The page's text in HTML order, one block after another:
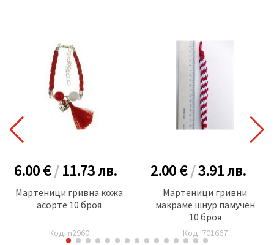
6.00 €/11.73лв.
Мартеници гривна кожа
асорте 10 броя
Код: n2960
2.00 €/3.91лв.
Мартеници гривни
макраме шнур памучен
10 броя
Код: 701667